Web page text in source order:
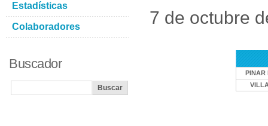
7 de octubre
PINAR
Estadísticas
Colaboradores
Buscador